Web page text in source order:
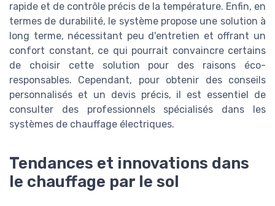
rapide et de contrôle précis de la température. Enfin, en
termes de durabilité, le système propose une solution à
long terme, nécessitant peu d'entretien et offrant un
confort constant, ce qui pourrait convaincre certains
de choisir cette solution pour des raisons éco-
responsables. Cependant, pour obtenir des conseils
personnalisés et un devis précis, il est essentiel de
consulter des professionnels spécialisés dans les
systèmes de chauffage électriques.
Tendances et innovations dans
le chauffage par le sol